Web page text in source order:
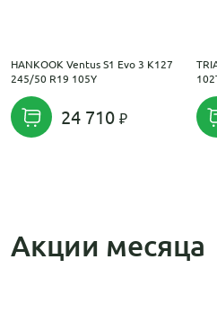
HANKOOK Ventus S1 Evo 3 K127
245/50 R19 105Y
24 710
Акции месяца